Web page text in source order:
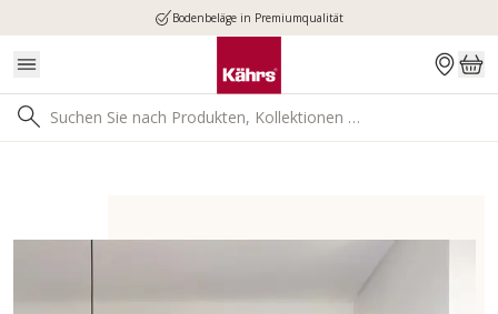
Bodenbeläge in Premiumqualität